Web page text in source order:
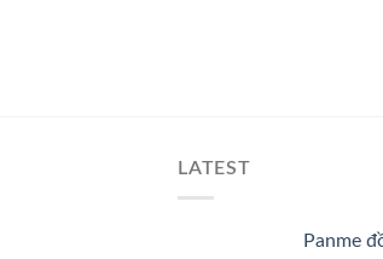
LATEST
Panme